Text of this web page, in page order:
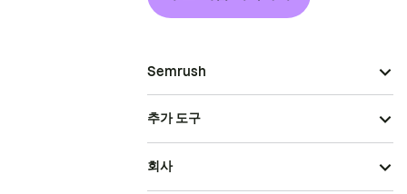
Semrush
추가 도구
회사